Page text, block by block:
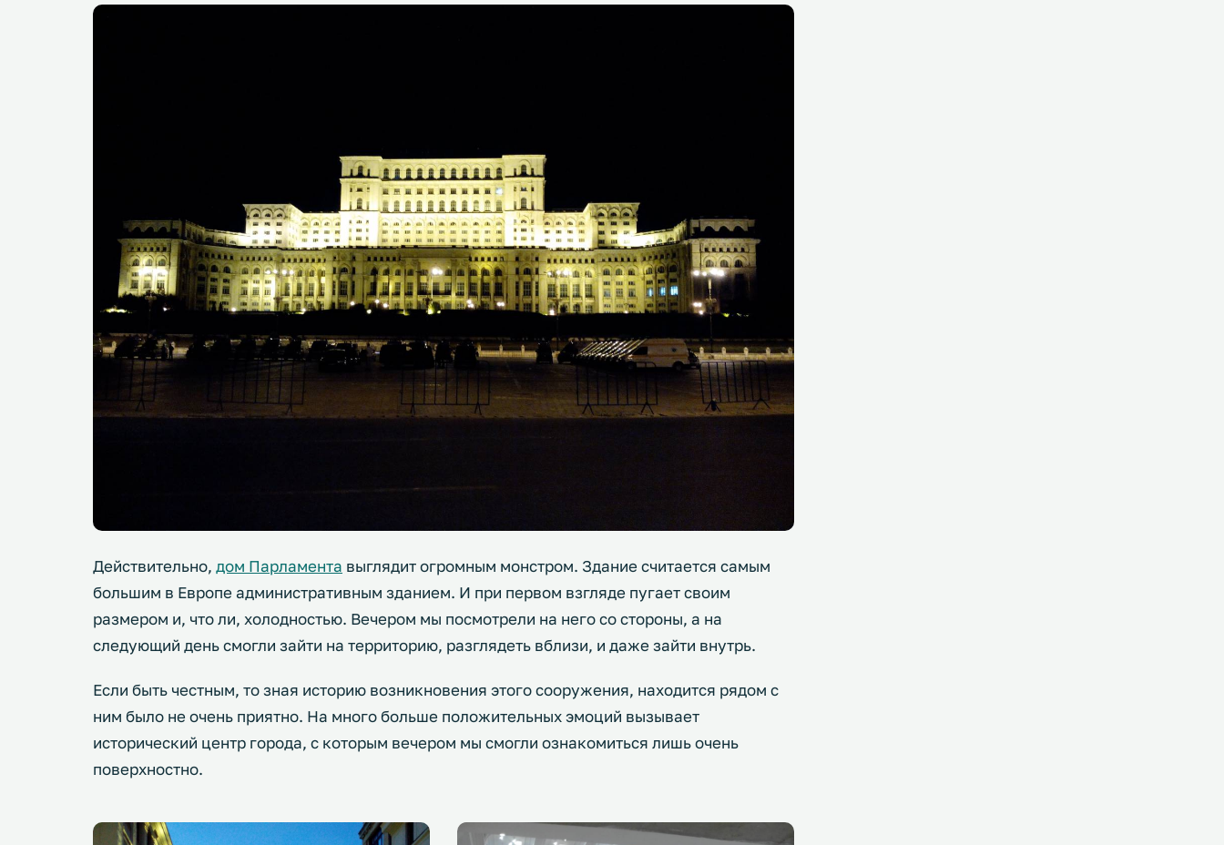
Действительно, дом Парламента выглядит огромным монстром. Здание считается самым
большим в Европе административным зданием. И при первом взгляде пугает своим
размером и, что ли, холодностью. Вечером мы посмотрели на него со стороны, а на
следующий день смогли зайти на территорию, разглядеть вблизи, и даже зайти внутрь.
Если быть честным, то зная историю возникновения этого сооружения, находится рядом с
ним было не очень приятно. На много больше положительных эмоций вызывает
исторический центр города, с которым вечером мы смогли ознакомиться лишь очень
поверхностно.